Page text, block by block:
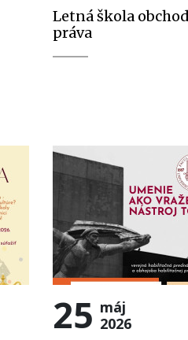
Letná škola
práva
25 máj
2026